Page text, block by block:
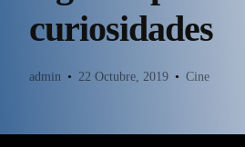
curiosidades
admin 22 Octubre, 2019 Cine